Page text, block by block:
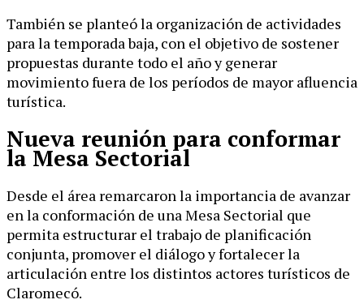
También se planteó la organización de actividades
para la temporada baja, con el objetivo de sostener
propuestas durante todo el año y generar
movimiento fuera de los períodos de mayor afluencia
turística.
Nueva reunión para conformar
la Mesa Sectorial
Desde el área remarcaron la importancia de avanzar
en la conformación de una Mesa Sectorial que
permita estructurar el trabajo de planificación
conjunta, promover el diálogo y fortalecer la
articulación entre los distintos actores turísticos de
Claromecó.